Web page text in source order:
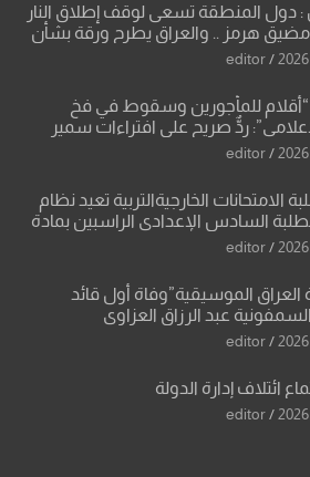
دول المنطقة تسعى لوقف إطلاق النار
مضيق هرمز .. والعراق يطرح ورقة بشأن
editor
للمأجورين وسقوط في فخ
ردٌّ صريح على افتراءات سمير
editor
الامتحانات الخارجيةالتربية تعيد نظام
السادس الإعدادي الراسبين بمادة
editor
العراق الموسيقية”وفاة أول قائد
عبد الرزاق العزاوي
editor
ائتلاف إدارة الدولة
editor